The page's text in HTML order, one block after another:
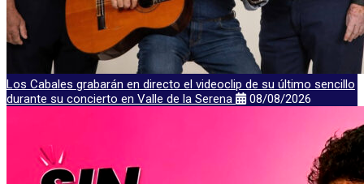
Los Cabales grabarán en directo el videoclip de su último sencillo
durante su concierto en Valle de la Serena
08/08/2026